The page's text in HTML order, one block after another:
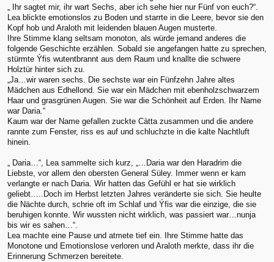
„ Ihr sagtet mir, ihr wart Sechs, aber ich sehe hier nur Fünf von euch?“.
Lea blickte emotionslos zu Boden und starrte in die Leere, bevor sie den
Kopf hob und Araloth mit leidenden blauen Augen musterte.
Ihre Stimme klang seltsam monoton, als würde jemand anderes die
folgende Geschichte erzählen. Sobald sie angefangen hatte zu sprechen,
stürmte Ýfis wutentbrannt aus dem Raum und knallte die schwere
Holztür hinter sich zu.
„Ja…wir waren sechs. Die sechste war ein Fünfzehn Jahre altes
Mädchen aus Edhellond. Sie war ein Mädchen mit ebenholzschwarzem
Haar und grasgrünen Augen. Sie war die Schönheit auf Erden. Ihr Name
war Daria.“
Kaum war der Name gefallen zuckte Càtta zusammen und die andere
rannte zum Fenster, riss es auf und schluchzte in die kalte Nachtluft
hinein.
„ Daria…“, Lea sammelte sich kurz, „…Daria war den Haradrim die
Liebste, vor allem den obersten General Süley. Immer wenn er kam
verlangte er nach Daria. Wir hatten das Gefühl er hat sie wirklich
geliebt…..Doch im Herbst letzten Jahres veränderte sie sich. Sie heulte
die Nächte durch, schrie oft im Schlaf und Ýfis war die einzige, die sie
beruhigen konnte. Wir wussten nicht wirklich, was passiert war…nunja
bis wir es sahen…“.
Lea machte eine Pause und atmete tief ein. Ihre Stimme hatte das
Monotone und Emotionslose verloren und Araloth merkte, dass ihr die
Erinnerung Schmerzen bereitete.